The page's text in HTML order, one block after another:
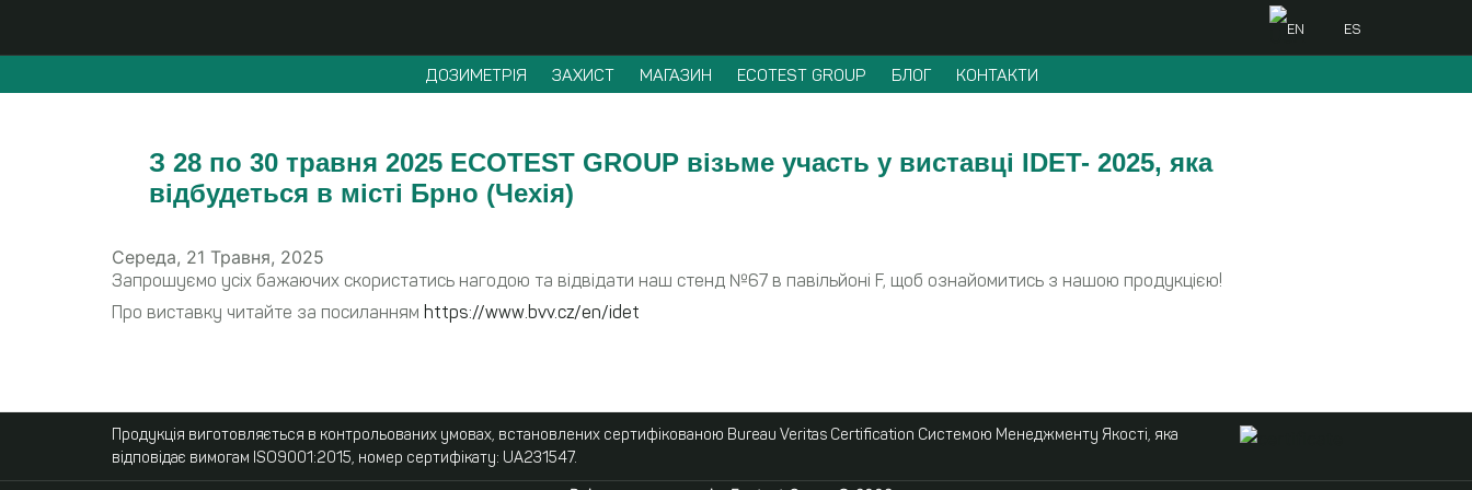
EN ES
ДОЗИМЕТРІЯ ЗАХИСТ МАГАЗИН ECOTEST GROUP БЛОГ КОНТАКТИ
З 28 по 30 травня 2025 ECOTEST GROUP візьме участь у виставці IDET- 2025, яка
відбудеться в місті Брно (Чехія)
Середа, 21 Травня, 2025
Запрошуємо усіх бажаючих скористатись нагодою та відвідати наш стенд №67 в павільйоні F, щоб ознайомитись з нашою продукцією!
Про виставку читайте за посиланням https://www.bvv.cz/en/idet
Продукція виготовляється в контрольованих умовах, встановлених сертифікованою Bureau Veritas Certification Системою Менеджменту Якості, яка
відповідає вимогам ISO9001:2015, номер сертифікату: UA231547.